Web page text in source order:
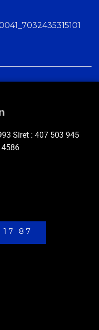
Siret : 407 503 945
87